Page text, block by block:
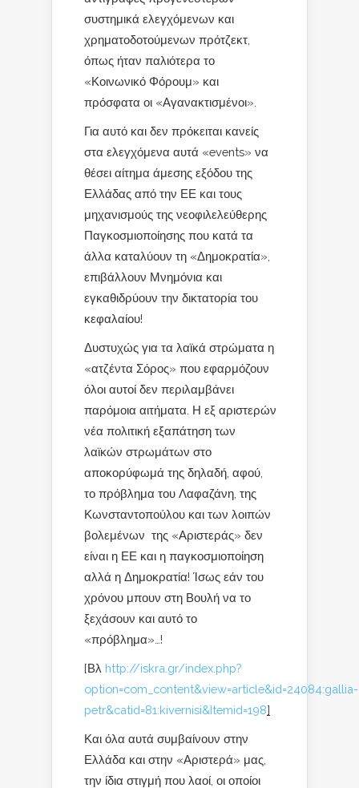
συστημικά ελεγχόμενων και
χρηματοδοτούμενων πρότζεκτ,
όπως ήταν παλιότερα το
«Κοινωνικό Φόρουμ» και
πρόσφατα οι «Αγανακτισμένοι».
Για αυτό και δεν πρόκειται κανείς
στα ελεγχόμενα αυτά «events» να
θέσει αίτημα άμεσης εξόδου της
Ελλάδας από την ΕΕ και τους
μηχανισμούς της νεοφιλελεύθερης
Παγκοσμιοποίησης που κατά τα
άλλα καταλύουν τη «Δημοκρατία»,
επιβάλλουν Μνημόνια και
εγκαθιδρύουν την δικτατορία του
κεφαλαίου!
Δυστυχώς για τα λαϊκά στρώματα η
«ατζέντα Σόρος» που εφαρμόζουν
όλοι αυτοί δεν περιλαμβάνει
παρόμοια αιτήματα. Η εξ αριστερών
νέα πολιτική εξαπάτηση των
λαϊκών στρωμάτων στο
αποκορύφωμά της δηλαδή, αφού,
το πρόβλημα του Λαφαζάνη, της
Κωνσταντοπούλου και των λοιπών
βολεμένων της «Αριστεράς» δεν
είναι η ΕΕ και η παγκοσμιοποίηση
αλλά η Δημοκρατία! Ίσως εάν του
χρόνου μπουν στη Βουλή να το
ξεχάσουν και αυτό το
«πρόβλημα»…!
[Βλ http://iskra.gr/index.php?
option=com_content&view=article&id=24084:gallia-
petr&catid=81:kivernisi&Itemid=198]
Και όλα αυτά συμβαίνουν στην
Ελλάδα και στην «Αριστερά» μας,
την ίδια στιγμή που λαοί, οι οποίοι